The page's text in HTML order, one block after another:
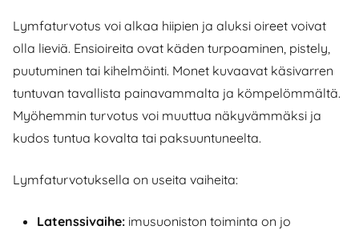
Lymfaturvotus voi alkaa hiipien ja aluksi oireet voivat
olla lieviä. Ensioireita ovat käden turpoaminen, pistely,
puutuminen tai kihelmöinti. Monet kuvaavat käsivarren
tuntuvan tavallista painavammalta ja kömpelömmältä.
Myöhemmin turvotus voi muuttua näkyvämmäksi ja
kudos tuntua kovalta tai paksuuntuneelta.
Lymfaturvotuksella on useita vaiheita:
Latenssivaihe: imusuoniston toiminta on jo